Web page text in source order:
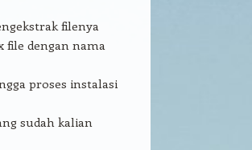
filenya
file dengan nama
proses instalasi
sudah kalian